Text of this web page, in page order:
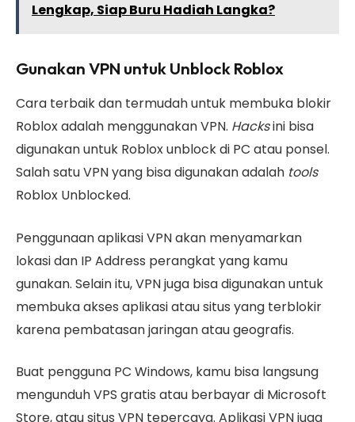
Lengkap, Siap Buru Hadiah Langka?
Gunakan VPN untuk Unblock Roblox
Cara terbaik dan termudah untuk membuka blokir
Roblox adalah menggunakan VPN. Hacksini bisa
digunakan untuk Roblox unblock di PC atau ponsel.
Salah satu VPN yang bisa digunakan adalah tools
Roblox Unblocked.
Penggunaan aplikasi VPN akan menyamarkan
lokasi dan IP Address perangkat yang kamu
gunakan. Selain itu, VPN juga bisa digunakan untuk
membuka akses aplikasi atau situs yang terblokir
karena pembatasan jaringan atau geografis.
Buat pengguna PC Windows, kamu bisa langsung
mengunduh VPS gratis atau berbayar di Microsoft
Store, atau situs VPN tepercaya. Aplikasi VPN juga